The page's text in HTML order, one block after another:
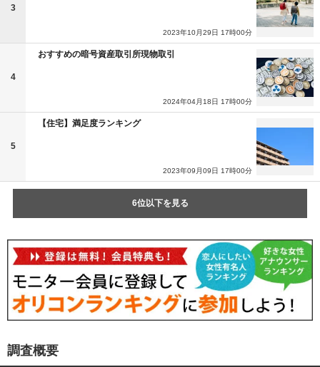
3
2023年10月29日 17時00分
4
おすすめの暗号資産取引所現物取引
2024年04月18日 17時00分
5
【住宅】満足度ランキング
2023年09月09日 17時00分
6位以下を見る
調査概要